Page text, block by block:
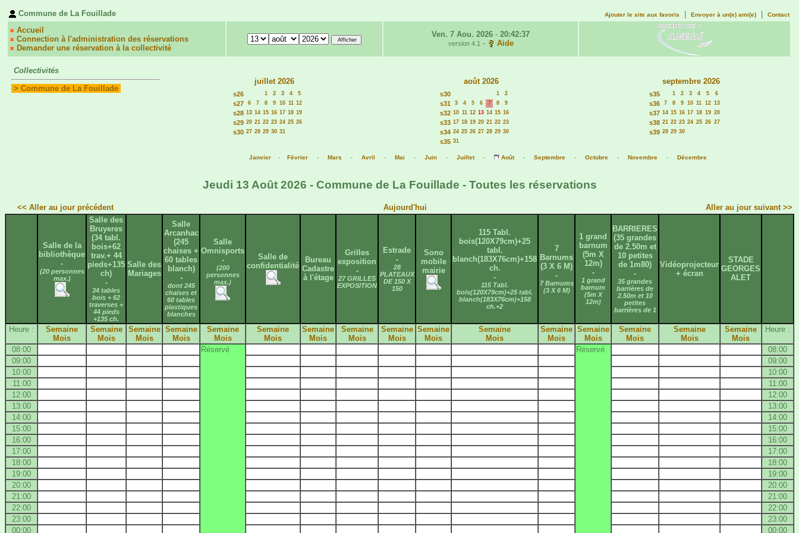
Commune de La Fouillade Ajouter le site aux favoris Envoyer à un(e) ami(e) Contact
Accueil
Connection à l'administration des réservations
Demander une réservation à la collectivité
Ven. 7 Aou. 2026 - 20:42:37
version 4.1- Aide
Collectivités
> Commune de La Fouillade
juillet 2026
s26 1 2 3 4 5
s27 6 7 8 9 10 11 12
s28 13 14 15 16 17 18 19
s29 20 21 22 23 24 25 26
s30 27 28 29 30 31
août 2026
s30 1 2
s31 3 4 5 6 7 8 9
s32 10 11 12 13 14 15 16
s33 17 18 19 20 21 22 23
s34 24 25 26 27 28 29 30
s35 31
septembre 2026
s35 1 2 3 4 5 6
s36 7 8 9 10 11 12 13
s37 14 15 16 17 18 19 20
s38 21 22 23 24 25 26 27
s39 28 29 30
Janvier- Février- Mars - Avril - Mai - Juin- Juillet- Août- Septembre- Octobre- Novembre- Décembre
Jeudi 13 Août 2026 - Commune de La Fouillade - Toutes les réservations
<< Aller au jour précédent Aujourd'hui Aller au jour suivant >>
Salle de la
bibliothèque
-
(20 personnes
max.)
Salle des
Bruyeres
(34 tabl.
bois+62
trav.+ 44
pieds+135
ch)
-
34 tables
bois + 62
traverses +
44 pieds
+135 ch.
Salle des
Mariages
Salle
Arcanhac
(245
chaises +
60 tables
blanch)
-
dont 245
chaises et
60 tables
plastiques
blanches
Salle
Omnisports
-
(200
personnes
max.)
Salle de
confidentialité
Bureau
Cadastre
à l'étage
Grilles
exposition
-
27 GRILLES
EXPOSITION
Estrade
-
28
PLATEAUX
DE 150 X
150
Sono
mobile
mairie
115 Tabl.
bois(120X79cm)+25
tabl.
blanch(183X76cm)+158
ch.
-
115 Tabl.
bois(120X79cm)+25 tabl.
blanch(183X76cm)+158
ch.+2
7
Barnums
(3 X 6 M)
-
7 Barnums
(3 X 6 M)
1 grand
barnum
(5m X
12m)
-
1 grand
barnum
(5m X
12m)
BARRIERES
(35 grandes
de 2.50m et
10 petites
de 1m80)
-
35 grandes
barrières de
2.50m et 10
petites
barrières de 1
Vidéoprojecteur
+ écran
STADE
GEORGES
ALET
Heure :
Semaine
Mois
Semaine
Mois
Semaine
Mois
Semaine
Mois
Semaine
Mois
Semaine
Mois
Semaine
Mois
Semaine
Mois
Semaine
Mois
Semaine
Mois
Semaine
Mois
Semaine
Mois
Semaine
Mois
Semaine
Mois
Semaine
Mois
Semaine
Mois
Heure :
08:00 Réservé Réservé
08:00
09:00
09:00
10:00
10:00
11:00
11:00
12:00
12:00
13:00
13:00
14:00
14:00
15:00
15:00
16:00
16:00
17:00
17:00
18:00
18:00
19:00
19:00
20:00
20:00
21:00
21:00
22:00
22:00
23:00
23:00
00:00
00:00